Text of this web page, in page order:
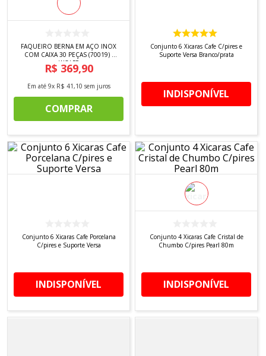
FAQUEIRO BERNA EM AÇO INOX
COM CAIXA 30 PEÇAS (70019) -
WOLFF
R$ 369,90
Em até 9x R$ 41,10 sem juros
COMPRAR
Conjunto 6 Xicaras Cafe C/pires e
Suporte Versa Branco/prata
INDISPONÍVEL
Conjunto 6 Xicaras Cafe Porcelana
C/pires e Suporte Versa
INDISPONÍVEL
Conjunto 4 Xicaras Cafe Cristal de
Chumbo C/pires Pearl 80m
INDISPONÍVEL
tricoline digital
10º tapete sisal